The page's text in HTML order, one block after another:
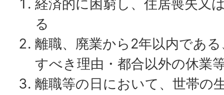
経済的に困窮し、住居喪失又
る
離職、廃業から2年以内であ
すべき理由・都合以外の休業
離職等の日において、世帯の